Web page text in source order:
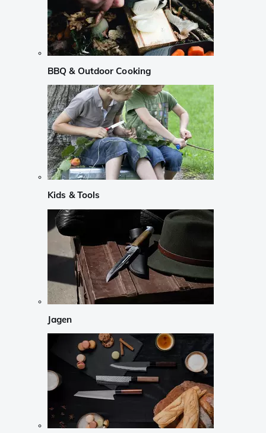
BBQ & Outdoor Cooking
Kids & Tools
Jagen